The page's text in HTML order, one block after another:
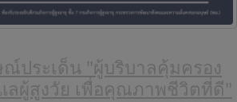
ประเด็น "ผู้บริบาลคุ้มครอง
ลผู้สูงวัย เพื่อคุณภาพชีวิตที่ดี"